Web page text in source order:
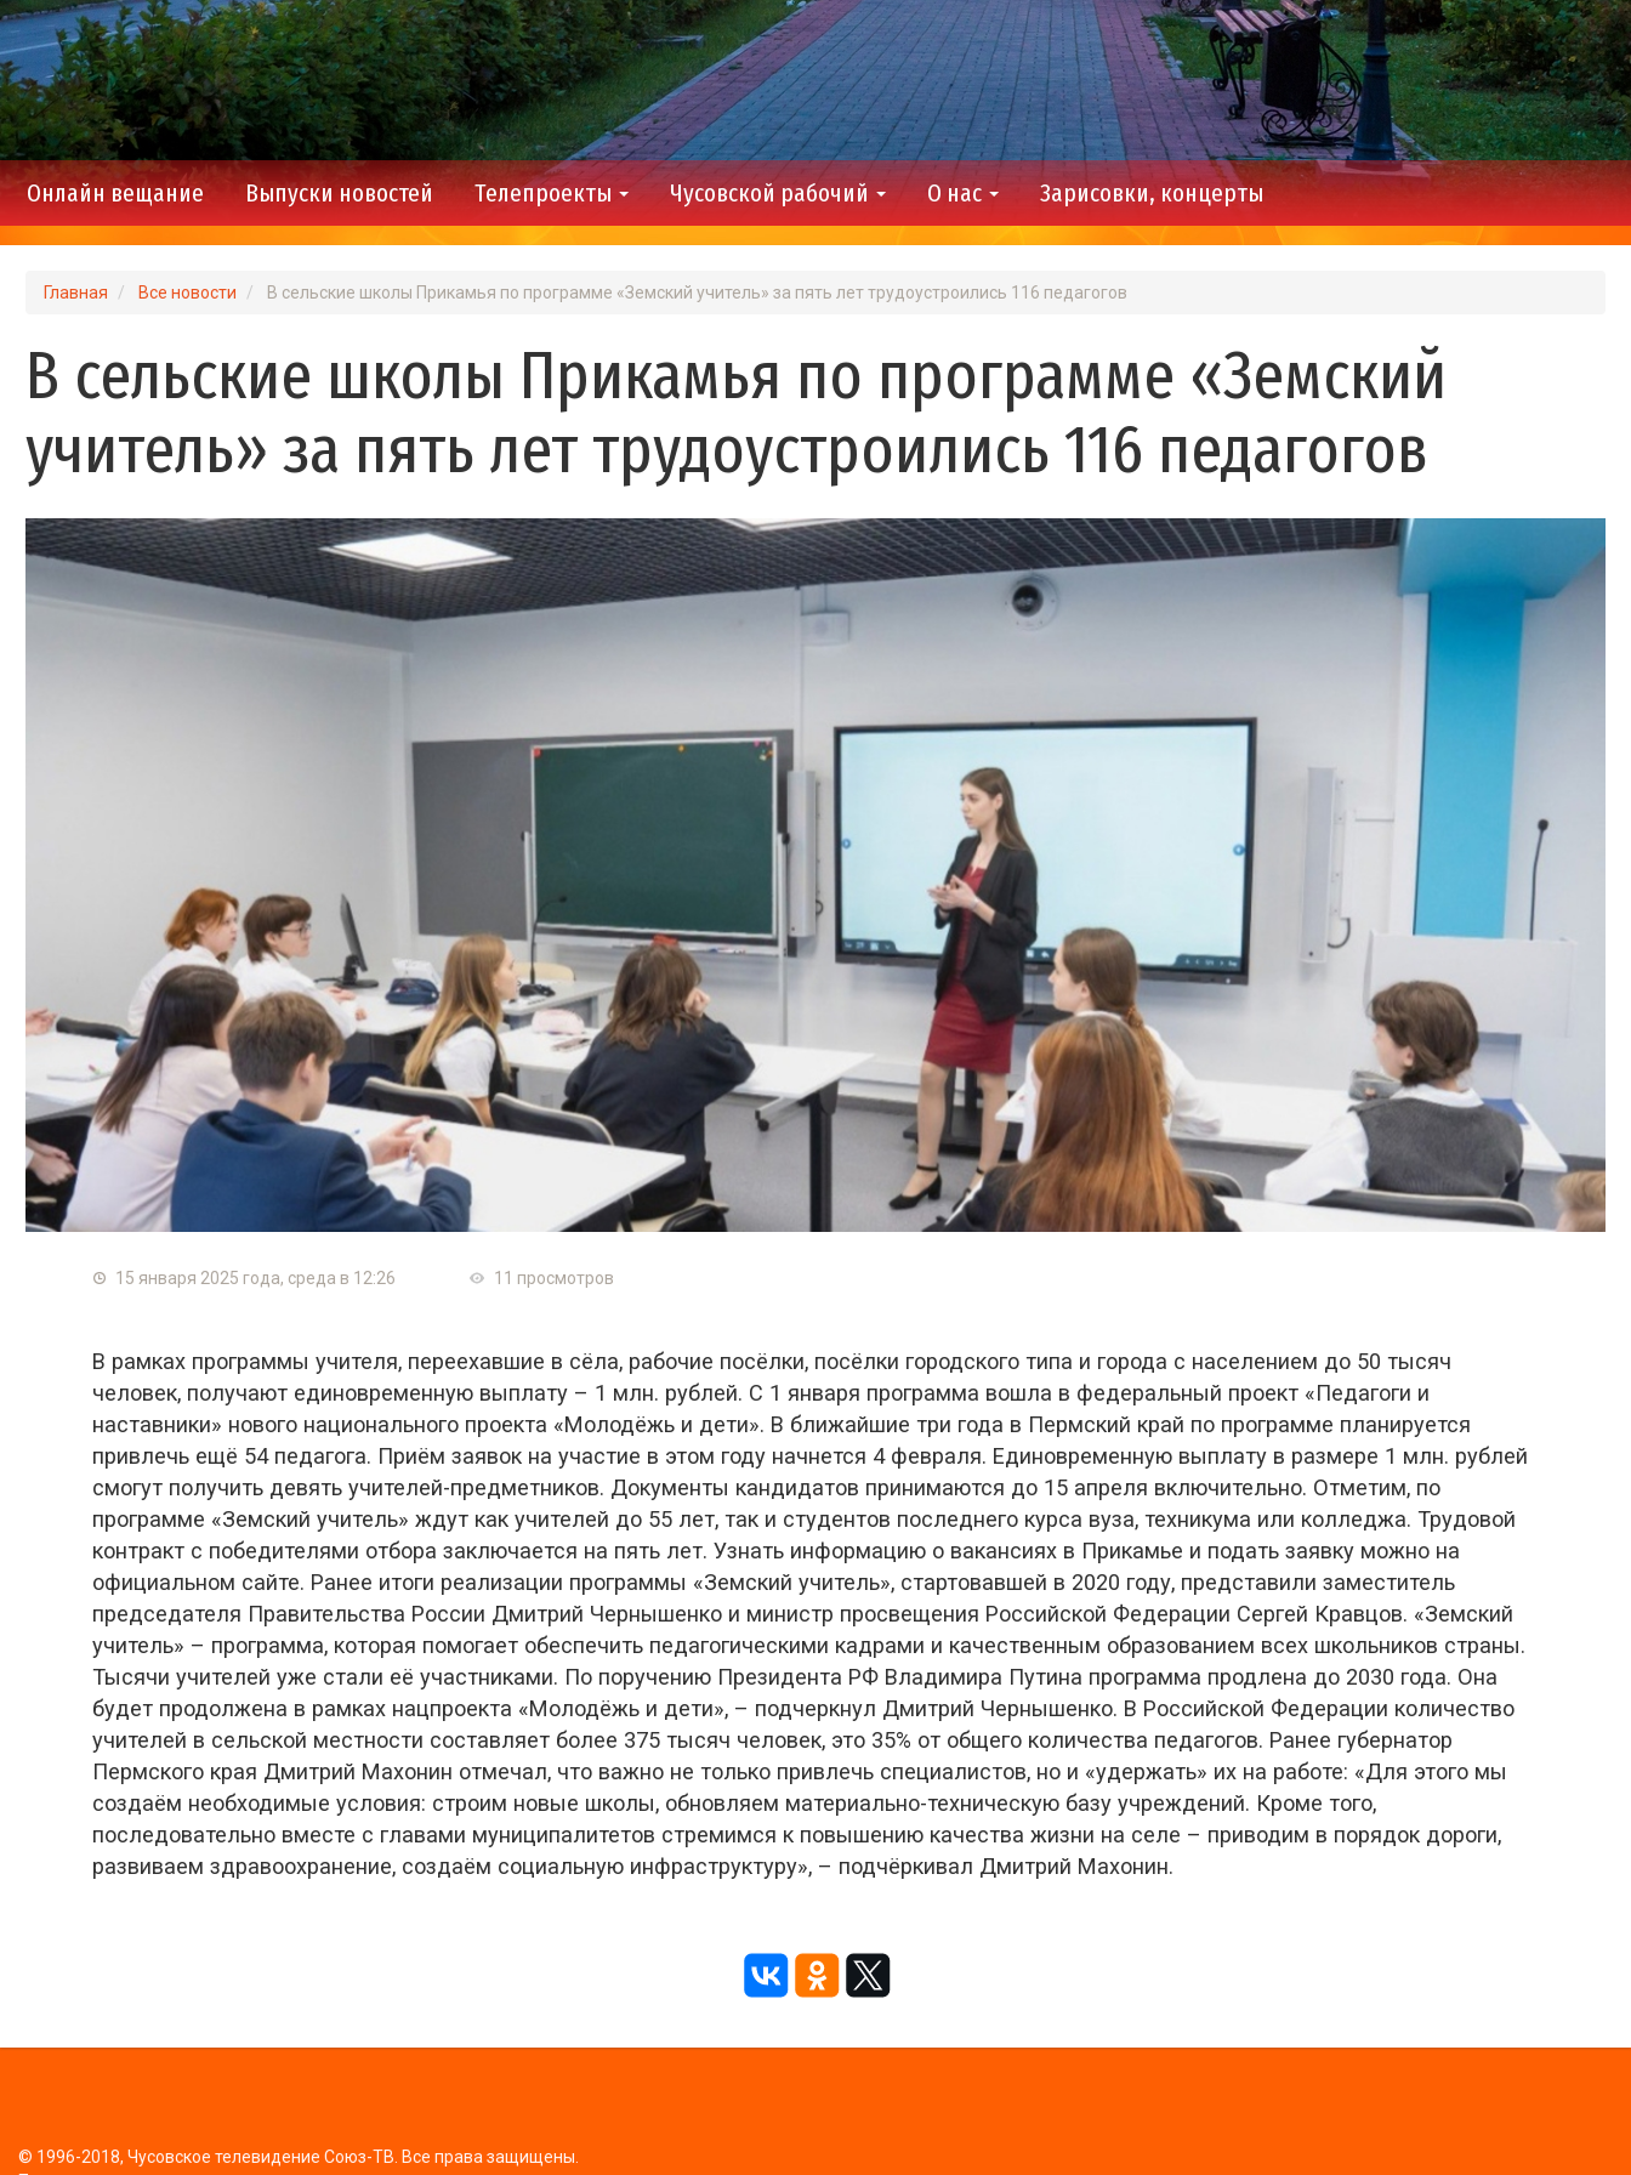
Main
navigation
Онлайн вещание Выпуски новостей Телепроекты Чусовской рабочий О нас Зарисовки, концерты
Главная Все новости В сельские школы Прикамья по программе «Земский учитель» за пять лет трудоустроились 116 педагогов
В сельские школы Прикамья по программе «Земский
учитель» за пять лет трудоустроились 116 педагогов
15 января 2025 года, среда в 12:26 11 просмотров
В рамках программы учителя, переехавшие в сёла, рабочие посёлки, посёлки городского типа и города с населением до 50 тысяч
человек, получают единовременную выплату – 1 млн. рублей. С 1 января программа вошла в федеральный проект «Педагоги и
наставники» нового национального проекта «Молодёжь и дети». В ближайшие три года в Пермский край по программе планируется
привлечь ещё 54 педагога. Приём заявок на участие в этом году начнется 4 февраля. Единовременную выплату в размере 1 млн. рублей
смогут получить девять учителей-предметников. Документы кандидатов принимаются до 15 апреля включительно. Отметим, по
программе «Земский учитель» ждут как учителей до 55 лет, так и студентов последнего курса вуза, техникума или колледжа. Трудовой
контракт с победителями отбора заключается на пять лет. Узнать информацию о вакансиях в Прикамье и подать заявку можно на
официальном сайте. Ранее итоги реализации программы «Земский учитель», стартовавшей в 2020 году, представили заместитель
председателя Правительства России Дмитрий Чернышенко и министр просвещения Российской Федерации Сергей Кравцов. «Земский
учитель» – программа, которая помогает обеспечить педагогическими кадрами и качественным образованием всех школьников страны.
Тысячи учителей уже стали её участниками. По поручению Президента РФ Владимира Путина программа продлена до 2030 года. Она
будет продолжена в рамках нацпроекта «Молодёжь и дети», – подчеркнул Дмитрий Чернышенко. В Российской Федерации количество
учителей в сельской местности составляет более 375 тысяч человек, это 35% от общего количества педагогов. Ранее губернатор
Пермского края Дмитрий Махонин отмечал, что важно не только привлечь специалистов, но и «удержать» их на работе: «Для этого мы
создаём необходимые условия: строим новые школы, обновляем материально-техническую базу учреждений. Кроме того,
последовательно вместе с главами муниципалитетов стремимся к повышению качества жизни на селе – приводим в порядок дороги,
развиваем здравоохранение, создаём социальную инфраструктуру», – подчёркивал Дмитрий Махонин.
© 1996-2018, Чусовское телевидение Союз-ТВ. Все права защищены.